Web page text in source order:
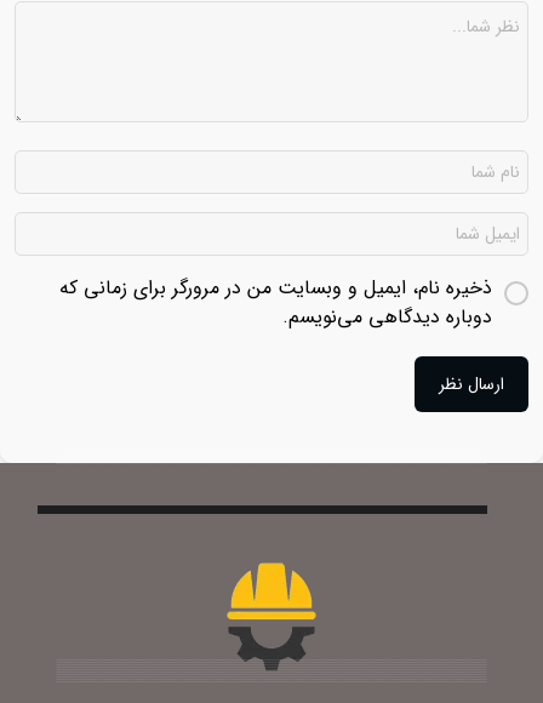
ذخیره نام، ایمیل و وبسایت من در مرورگر برای زمانی که
دوباره دیدگاهی می‌نویسم.